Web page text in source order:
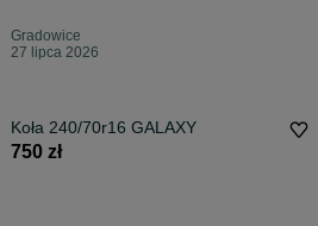
Gradowice
27 lipca 2026
Koła 240/70r16 GALAXY
750 zł